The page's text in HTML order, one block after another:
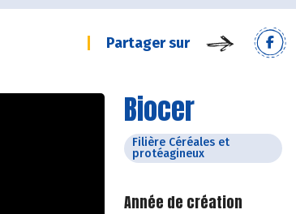
Partager sur
Biocer
Filière Céréales et
protéagineux
Année de création